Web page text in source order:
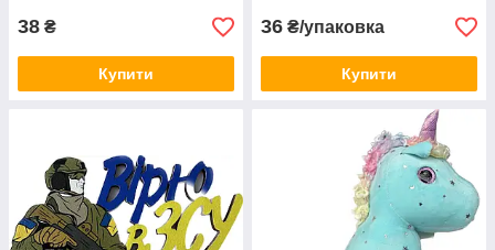
38 ₴
Купити
36 ₴/упаковка
Купити